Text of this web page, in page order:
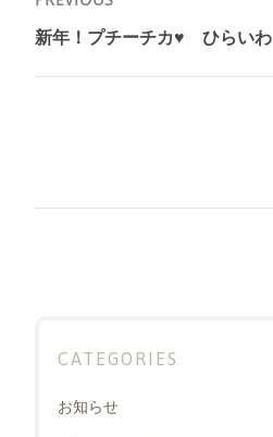
稿
Previous
新年！プチーチカ♥︎ ひらいわ
post:
CATEGORIES
お知らせ